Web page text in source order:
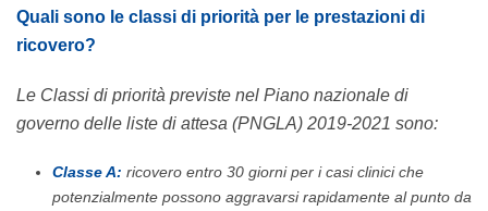
Quali sono le classi di priorità per le prestazioni di
ricovero?
Le Classi di priorità previste nel Piano nazionale di
governo delle liste di attesa (PNGLA) 2019-2021 sono:
Classe A: ricovero entro 30 giorni per i casi clinici che
potenzialmente possono aggravarsi rapidamente al punto da